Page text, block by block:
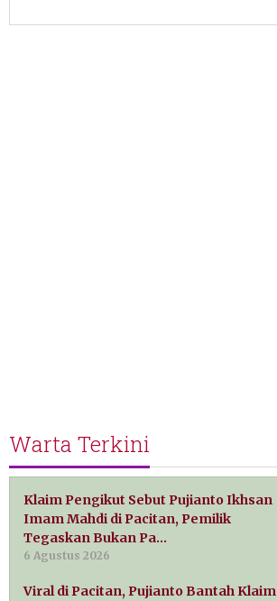
Warta Terkini
Klaim Pengikut Sebut Pujianto Ikhsan
Imam Mahdi di Pacitan, Pemilik
Tegaskan Bukan Pa…
6 Agustus 2026
Viral di Pacitan, Pujianto Bantah Klaim